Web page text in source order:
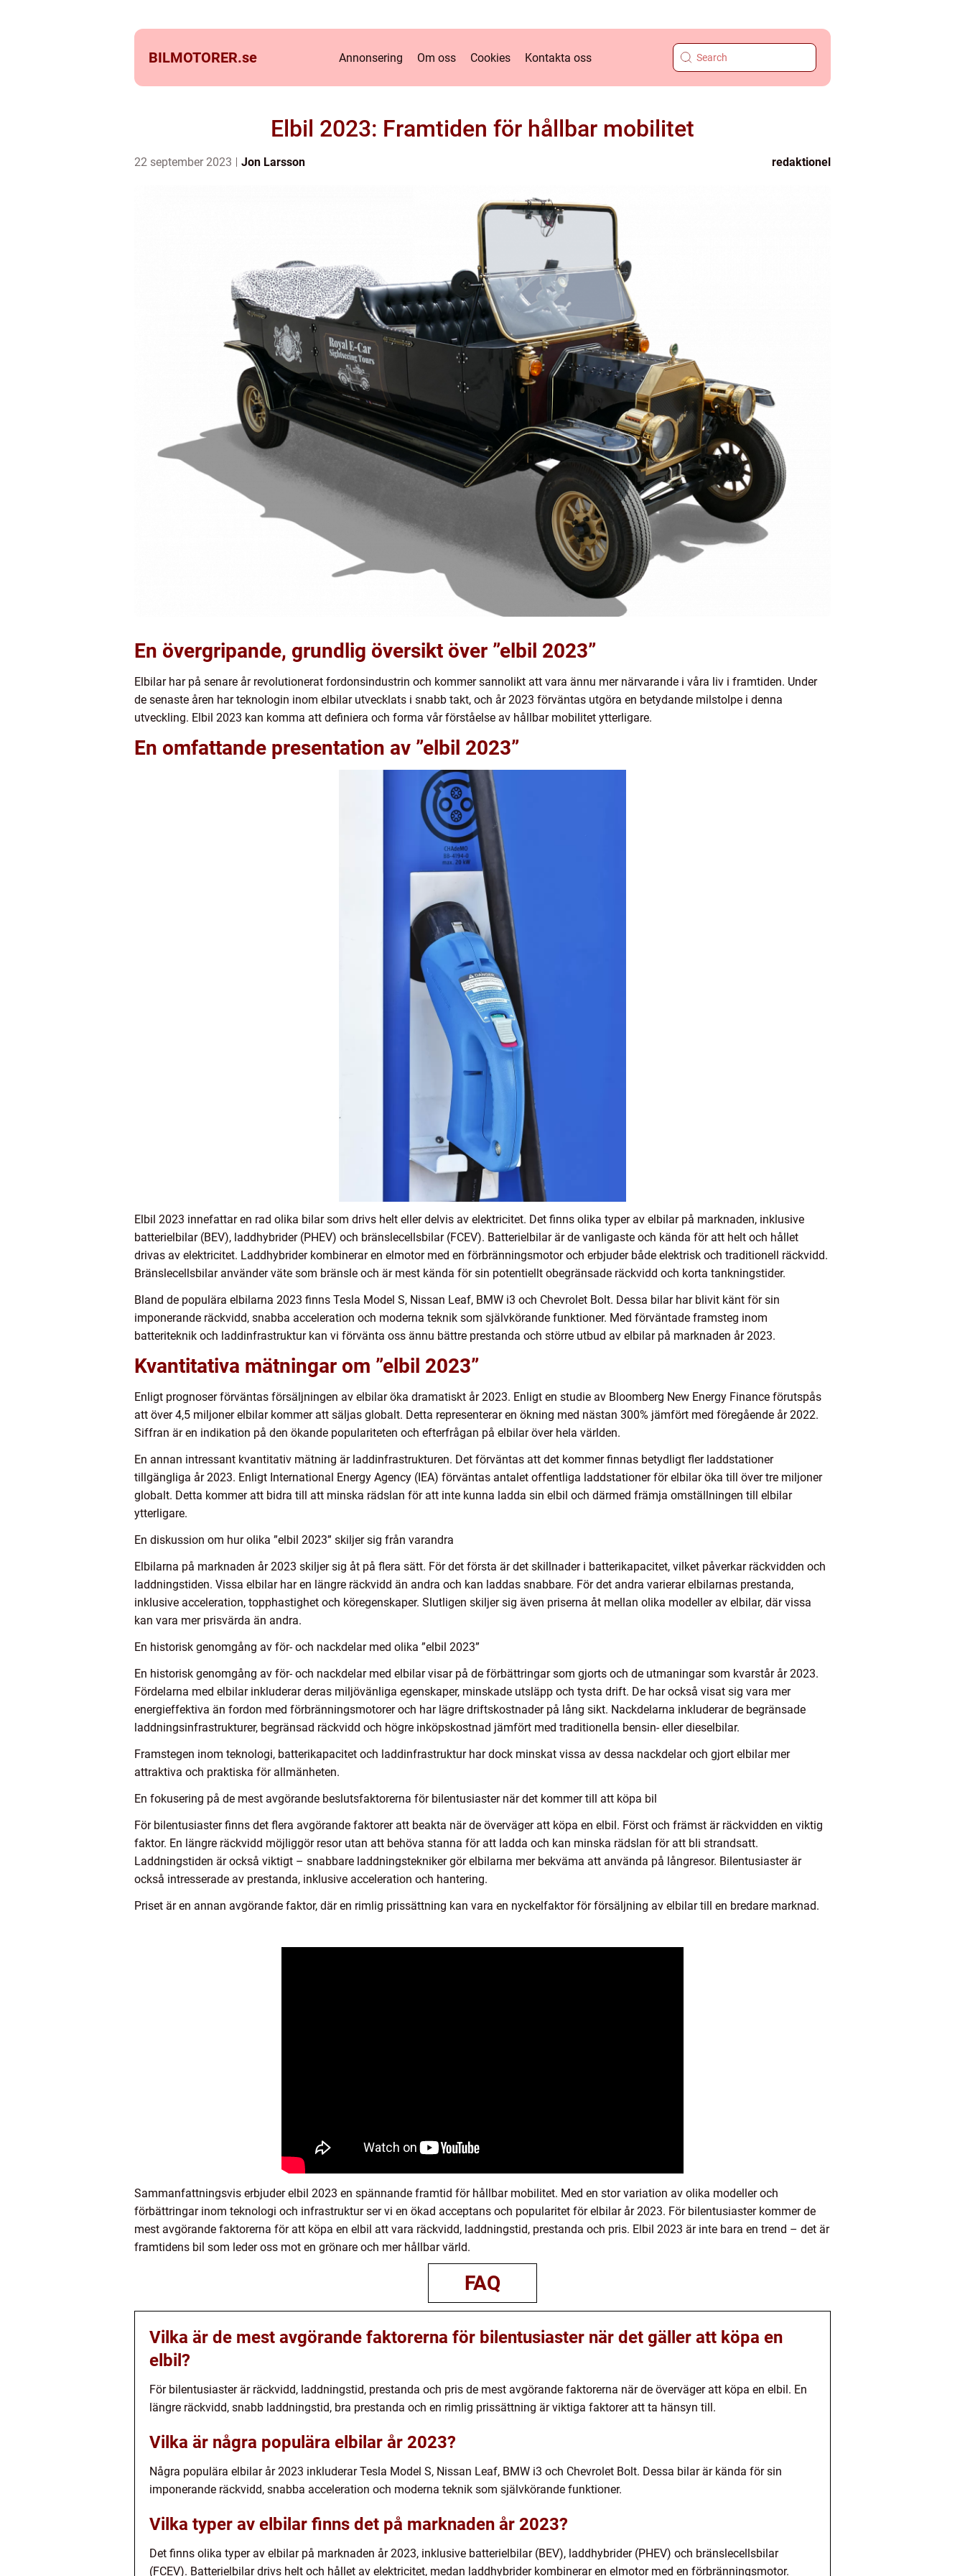
BILMOTORER.se Annonsering Om oss Cookies Kontakta oss
Elbil 2023: Framtiden för hållbar mobilitet
22 september 2023 Jon Larsson redaktionel
En övergripande, grundlig översikt över ”elbil 2023”
Elbilar har på senare år revolutionerat fordonsindustrin och kommer sannolikt att vara ännu mer närvarande i våra liv i framtiden. Under
de senaste åren har teknologin inom elbilar utvecklats i snabb takt, och år 2023 förväntas utgöra en betydande milstolpe i denna
utveckling. Elbil 2023 kan komma att definiera och forma vår förståelse av hållbar mobilitet ytterligare.
En omfattande presentation av ”elbil 2023”
Elbil 2023 innefattar en rad olika bilar som drivs helt eller delvis av elektricitet. Det finns olika typer av elbilar på marknaden, inklusive
batterielbilar (BEV), laddhybrider (PHEV) och bränslecellsbilar (FCEV). Batterielbilar är de vanligaste och kända för att helt och hållet
drivas av elektricitet. Laddhybrider kombinerar en elmotor med en förbränningsmotor och erbjuder både elektrisk och traditionell räckvidd.
Bränslecellsbilar använder väte som bränsle och är mest kända för sin potentiellt obegränsade räckvidd och korta tankningstider.
Bland de populära elbilarna 2023 finns Tesla Model S, Nissan Leaf, BMW i3 och Chevrolet Bolt. Dessa bilar har blivit känt för sin
imponerande räckvidd, snabba acceleration och moderna teknik som självkörande funktioner. Med förväntade framsteg inom
batteriteknik och laddinfrastruktur kan vi förvänta oss ännu bättre prestanda och större utbud av elbilar på marknaden år 2023.
Kvantitativa mätningar om ”elbil 2023”
Enligt prognoser förväntas försäljningen av elbilar öka dramatiskt år 2023. Enligt en studie av Bloomberg New Energy Finance förutspås
att över 4,5 miljoner elbilar kommer att säljas globalt. Detta representerar en ökning med nästan 300% jämfört med föregående år 2022.
Siffran är en indikation på den ökande populariteten och efterfrågan på elbilar över hela världen.
En annan intressant kvantitativ mätning är laddinfrastrukturen. Det förväntas att det kommer finnas betydligt fler laddstationer
tillgängliga år 2023. Enligt International Energy Agency (IEA) förväntas antalet offentliga laddstationer för elbilar öka till över tre miljoner
globalt. Detta kommer att bidra till att minska rädslan för att inte kunna ladda sin elbil och därmed främja omställningen till elbilar
ytterligare.
En diskussion om hur olika ”elbil 2023” skiljer sig från varandra
Elbilarna på marknaden år 2023 skiljer sig åt på flera sätt. För det första är det skillnader i batterikapacitet, vilket påverkar räckvidden och
laddningstiden. Vissa elbilar har en längre räckvidd än andra och kan laddas snabbare. För det andra varierar elbilarnas prestanda,
inklusive acceleration, topphastighet och köregenskaper. Slutligen skiljer sig även priserna åt mellan olika modeller av elbilar, där vissa
kan vara mer prisvärda än andra.
En historisk genomgång av för- och nackdelar med olika ”elbil 2023”
En historisk genomgång av för- och nackdelar med elbilar visar på de förbättringar som gjorts och de utmaningar som kvarstår år 2023.
Fördelarna med elbilar inkluderar deras miljövänliga egenskaper, minskade utsläpp och tysta drift. De har också visat sig vara mer
energieffektiva än fordon med förbränningsmotorer och har lägre driftskostnader på lång sikt. Nackdelarna inkluderar de begränsade
laddningsinfrastrukturer, begränsad räckvidd och högre inköpskostnad jämfört med traditionella bensin- eller dieselbilar.
Framstegen inom teknologi, batterikapacitet och laddinfrastruktur har dock minskat vissa av dessa nackdelar och gjort elbilar mer
attraktiva och praktiska för allmänheten.
En fokusering på de mest avgörande beslutsfaktorerna för bilentusiaster när det kommer till att köpa bil
För bilentusiaster finns det flera avgörande faktorer att beakta när de överväger att köpa en elbil. Först och främst är räckvidden en viktig
faktor. En längre räckvidd möjliggör resor utan att behöva stanna för att ladda och kan minska rädslan för att bli strandsatt.
Laddningstiden är också viktigt – snabbare laddningstekniker gör elbilarna mer bekväma att använda på långresor. Bilentusiaster är
också intresserade av prestanda, inklusive acceleration och hantering.
Priset är en annan avgörande faktor, där en rimlig prissättning kan vara en nyckelfaktor för försäljning av elbilar till en bredare marknad.
Sammanfattningsvis erbjuder elbil 2023 en spännande framtid för hållbar mobilitet. Med en stor variation av olika modeller och
förbättringar inom teknologi och infrastruktur ser vi en ökad acceptans och popularitet för elbilar år 2023. För bilentusiaster kommer de
mest avgörande faktorerna för att köpa en elbil att vara räckvidd, laddningstid, prestanda och pris. Elbil 2023 är inte bara en trend – det är
framtidens bil som leder oss mot en grönare och mer hållbar värld.
FAQ
Vilka är de mest avgörande faktorerna för bilentusiaster när det gäller att köpa en
elbil?
För bilentusiaster är räckvidd, laddningstid, prestanda och pris de mest avgörande faktorerna när de överväger att köpa en elbil. En
längre räckvidd, snabb laddningstid, bra prestanda och en rimlig prissättning är viktiga faktorer att ta hänsyn till.
Vilka är några populära elbilar år 2023?
Några populära elbilar år 2023 inkluderar Tesla Model S, Nissan Leaf, BMW i3 och Chevrolet Bolt. Dessa bilar är kända för sin
imponerande räckvidd, snabba acceleration och moderna teknik som självkörande funktioner.
Vilka typer av elbilar finns det på marknaden år 2023?
Det finns olika typer av elbilar på marknaden år 2023, inklusive batterielbilar (BEV), laddhybrider (PHEV) och bränslecellsbilar
(FCEV). Batterielbilar drivs helt och hållet av elektricitet, medan laddhybrider kombinerar en elmotor med en förbränningsmotor.